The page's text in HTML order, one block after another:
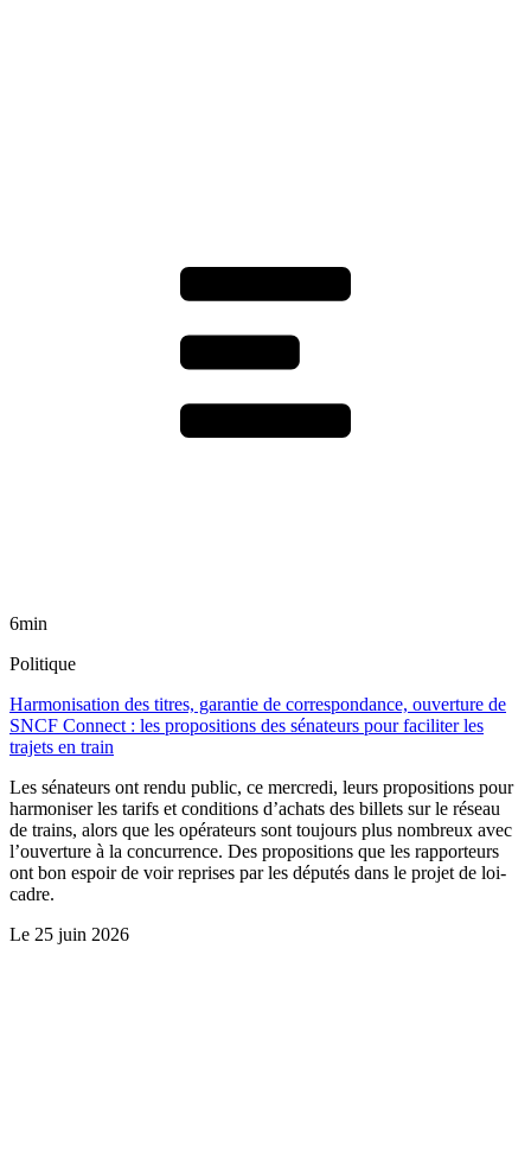
6min
Politique
Harmonisation des titres, garantie de correspondance, ouverture de
SNCF Connect : les propositions des sénateurs pour faciliter les
trajets en train
Les sénateurs ont rendu public, ce mercredi, leurs propositions pour
harmoniser les tarifs et conditions d’achats des billets sur le réseau
de trains, alors que les opérateurs sont toujours plus nombreux avec
l’ouverture à la concurrence. Des propositions que les rapporteurs
ont bon espoir de voir reprises par les députés dans le projet de loi-
cadre.
Le 25 juin 2026